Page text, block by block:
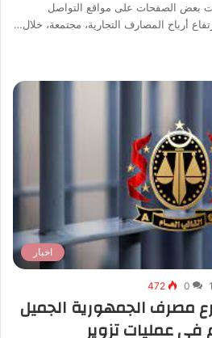
بعض الصفحات على مواقع التواصل
أرباح المصارف التجارية، مجتمعة، خلال…
اخبار
0
472
مصرف الجمهورية الجميل
عمليات تزوير